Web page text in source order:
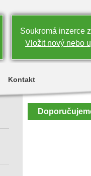
Soukromá inzerce
Vložit nový nebo
Kontakt